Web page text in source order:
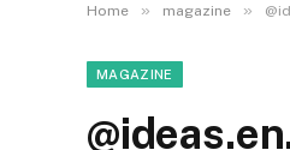
Home » magazine »
MAGAZINE